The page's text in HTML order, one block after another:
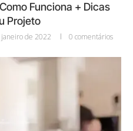
Funciona + Dicas
Projeto
de 2022 0 comentários